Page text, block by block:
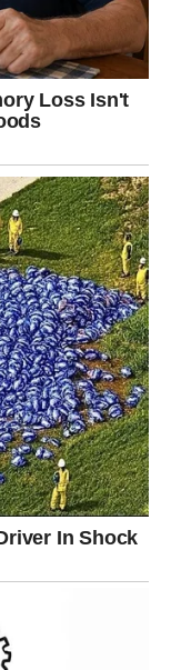
smjesu u
nego što ga
a zatim ga
ih u podmazan
i pecite 30 minuta